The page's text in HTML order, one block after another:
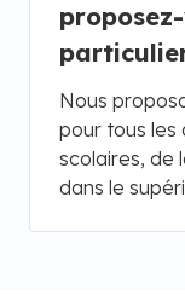
Nous
pour tous les
scolaires, de
dans le